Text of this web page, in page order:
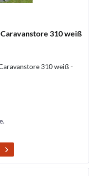
310 weiß
310 weiß -